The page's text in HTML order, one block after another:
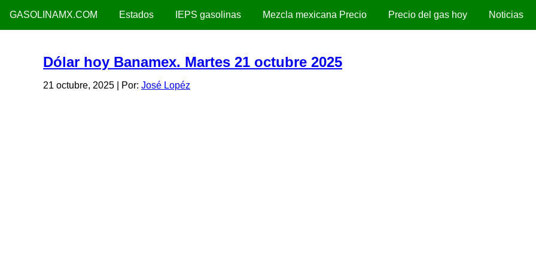
GASOLINAMX.COM Estados IEPS gasolinas Mezcla mexicana Precio Precio del gas hoy Noticias
Dólar hoy Banamex. Martes 21 octubre 2025
21 octubre, 2025 | Por: José Lopéz